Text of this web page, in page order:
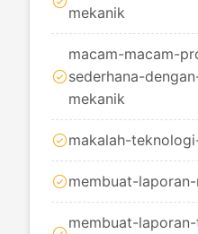
mekanik
macam-macam-
sederhana-
mekanik
makalah-
membuat-
membuat-